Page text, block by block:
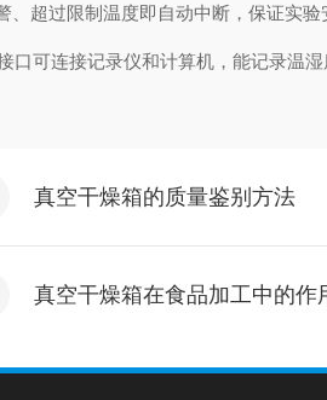
、超过限制温度即自动中断，保证实验
口可连接记录仪和计算机，能记录温
真空干燥箱的质量鉴别方法
真空干燥箱在食品加工中的作